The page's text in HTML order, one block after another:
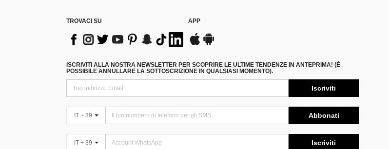
TROVACI SU APP
ISCRIVITI ALLA NOSTRA NEWSLETTER PER SCOPRIRE LE ULTIME TENDENZE IN ANTEPRIMA! (È
POSSIBILE ANNULLARE LA SOTTOSCRIZIONE IN QUALSIASI MOMENTO).
Iscriviti
IT + 39 Abbonati
IT + 39 Iscriviti